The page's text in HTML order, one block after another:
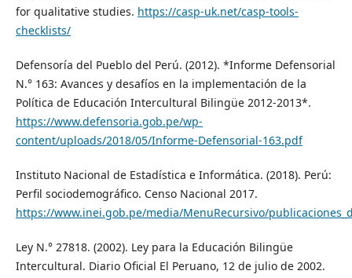
for qualitative studies. https://casp-uk.net/casp-tools-
checklists/
Defensoría del Pueblo del Perú. (2012). *Informe Defensorial
N.° 163: Avances y desafíos en la implementación de la
Política de Educación Intercultural Bilingüe 2012-2013*.
https://www.defensoria.gob.pe/wp-
content/uploads/2018/05/Informe-Defensorial-163.pdf
Instituto Nacional de Estadística e Informática. (2018). Perú:
Perfil sociodemográfico. Censo Nacional 2017.
https://www.inei.gob.pe/media/MenuRecursivo/
Ley N.° 27818. (2002). Ley para la Educación Bilingüe
Intercultural. Diario Oficial El Peruano, 12 de julio de 2002.